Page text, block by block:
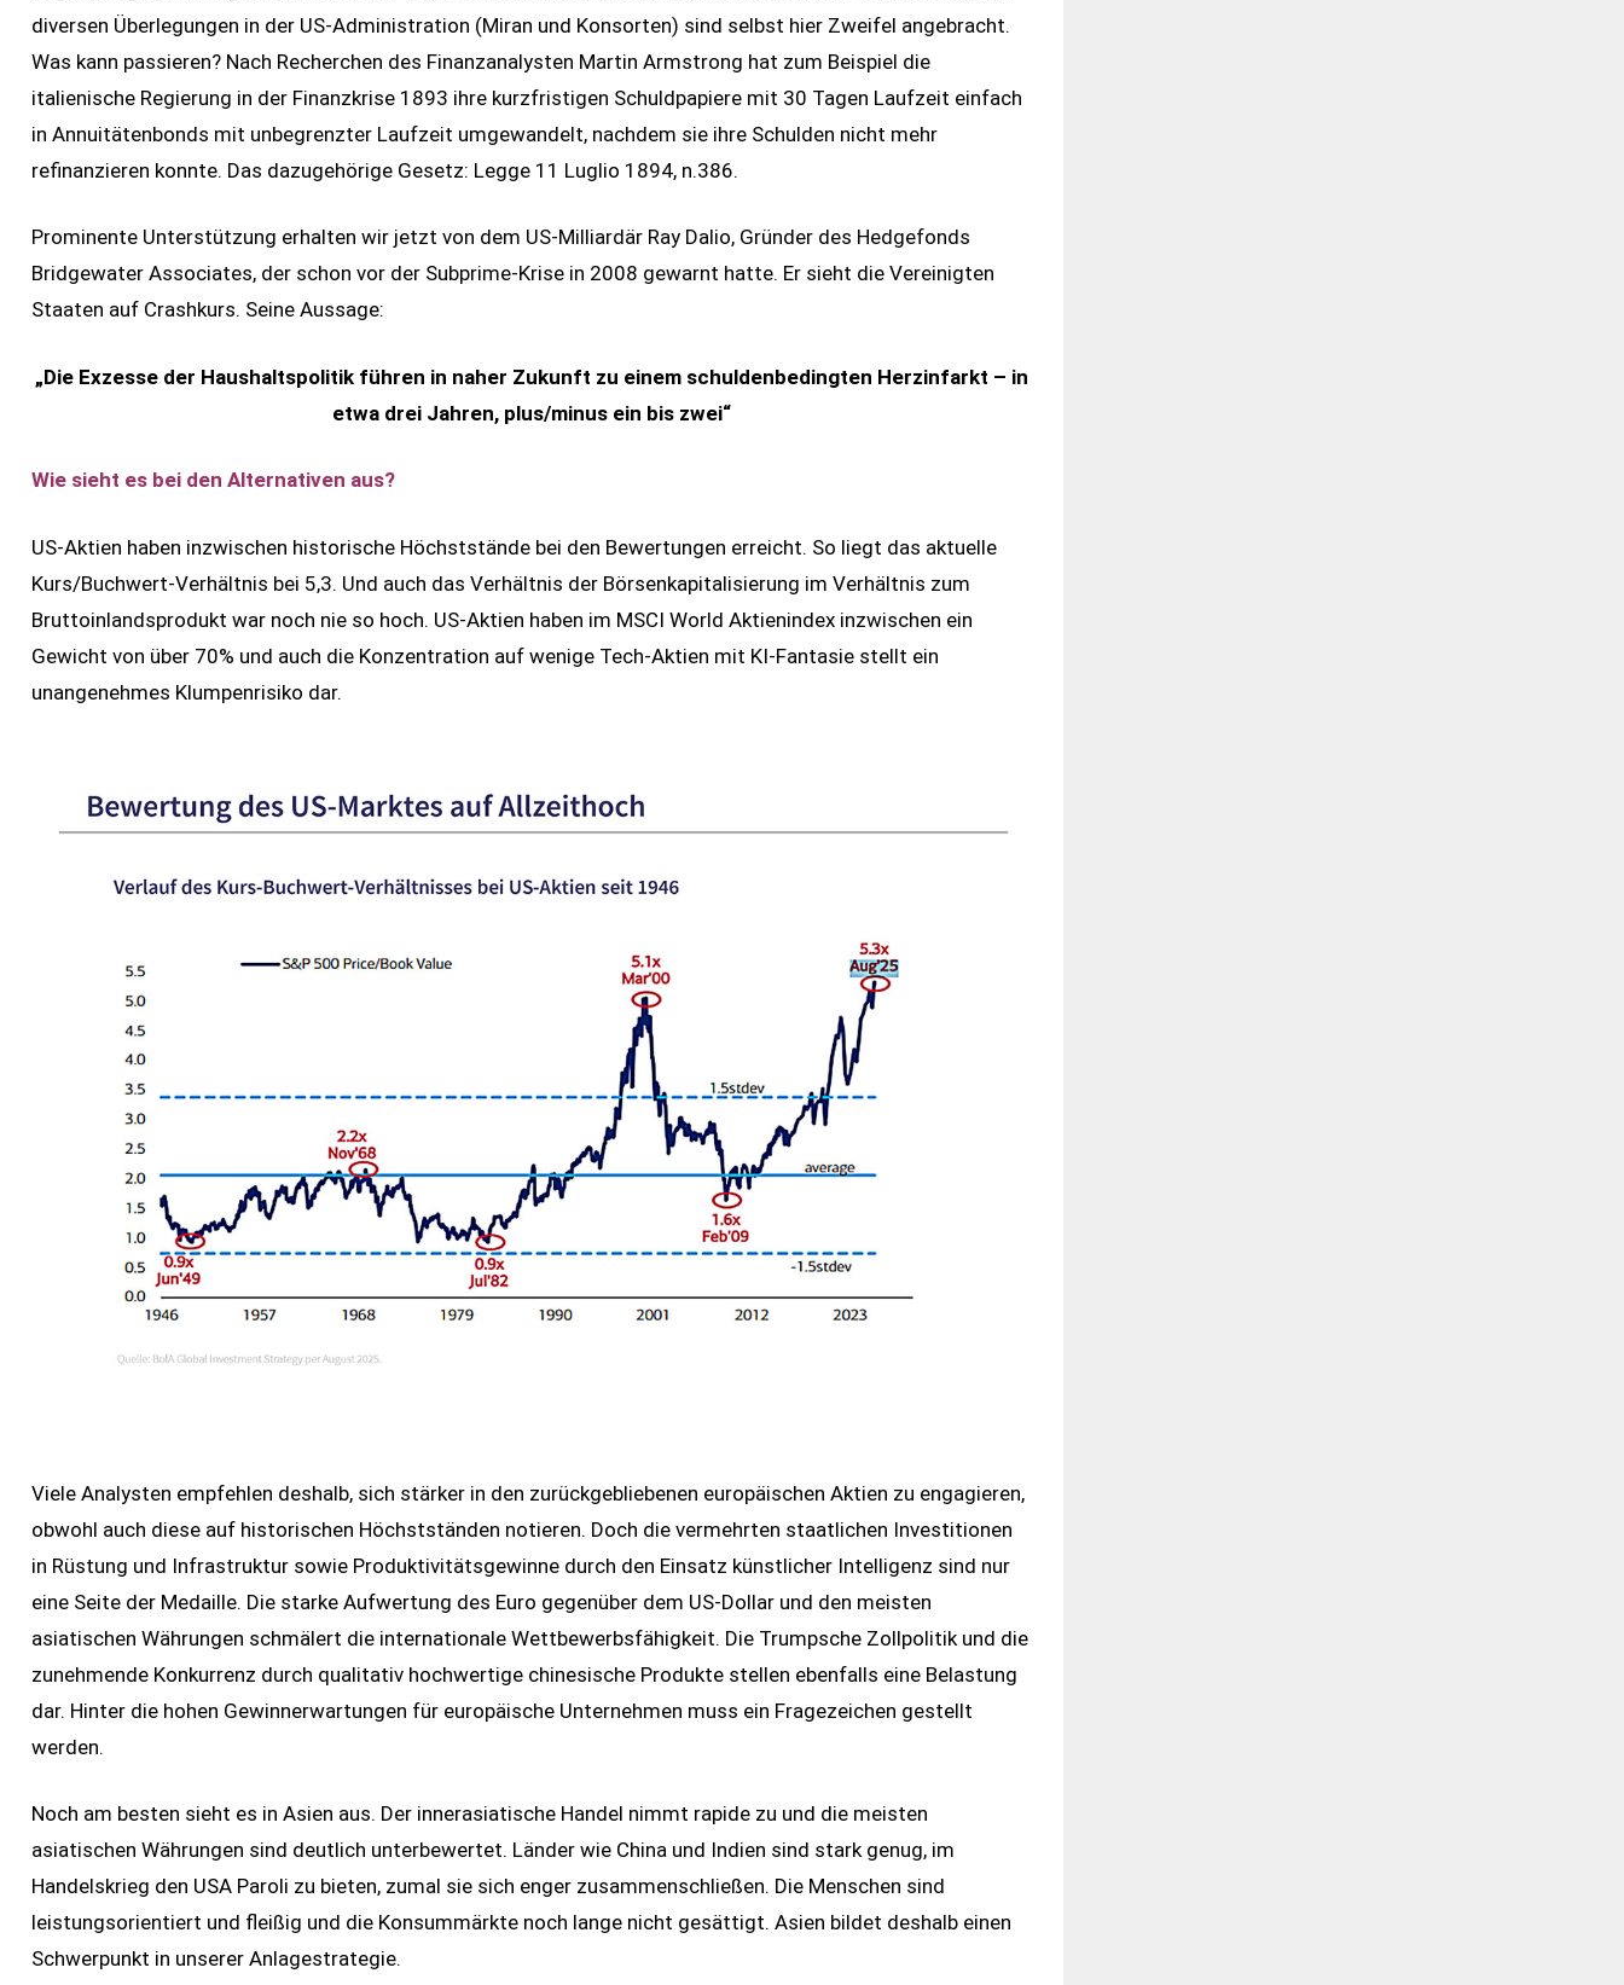
diversen Überlegungen in der US-Administration (Miran und Konsorten) sind selbst hier Zweifel angebracht.
Was kann passieren? Nach Recherchen des Finanzanalysten Martin Armstrong hat zum Beispiel die
italienische Regierung in der Finanzkrise 1893 ihre kurzfristigen Schuldpapiere mit 30 Tagen Laufzeit einfach
in Annuitätenbonds mit unbegrenzter Laufzeit umgewandelt, nachdem sie ihre Schulden nicht mehr
refinanzieren konnte. Das dazugehörige Gesetz: Legge 11 Luglio 1894, n.386.
Prominente Unterstützung erhalten wir jetzt von dem US-Milliardär Ray Dalio, Gründer des Hedgefonds
Bridgewater Associates, der schon vor der Subprime-Krise in 2008 gewarnt hatte. Er sieht die Vereinigten
Staaten auf Crashkurs. Seine Aussage:
„Die Exzesse der Haushaltspolitik führen in naher Zukunft zu einem schuldenbedingten Herzinfarkt – in
etwa drei Jahren, plus/minus ein bis zwei“
Wie sieht es bei den Alternativen aus?
US-Aktien haben inzwischen historische Höchststände bei den Bewertungen erreicht. So liegt das aktuelle
Kurs/Buchwert-Verhältnis bei 5,3. Und auch das Verhältnis der Börsenkapitalisierung im Verhältnis zum
Bruttoinlandsprodukt war noch nie so hoch. US-Aktien haben im MSCI World Aktienindex inzwischen ein
Gewicht von über 70% und auch die Konzentration auf wenige Tech-Aktien mit KI-Fantasie stellt ein
unangenehmes Klumpenrisiko dar.
Viele Analysten empfehlen deshalb, sich stärker in den zurückgebliebenen europäischen Aktien zu engagieren,
obwohl auch diese auf historischen Höchstständen notieren. Doch die vermehrten staatlichen Investitionen
in Rüstung und Infrastruktur sowie Produktivitätsgewinne durch den Einsatz künstlicher Intelligenz sind nur
eine Seite der Medaille. Die starke Aufwertung des Euro gegenüber dem US-Dollar und den meisten
asiatischen Währungen schmälert die internationale Wettbewerbsfähigkeit. Die Trumpsche Zollpolitik und die
zunehmende Konkurrenz durch qualitativ hochwertige chinesische Produkte stellen ebenfalls eine Belastung
dar. Hinter die hohen Gewinnerwartungen für europäische Unternehmen muss ein Fragezeichen gestellt
werden.
Noch am besten sieht es in Asien aus. Der innerasiatische Handel nimmt rapide zu und die meisten
asiatischen Währungen sind deutlich unterbewertet. Länder wie China und Indien sind stark genug, im
Handelskrieg den USA Paroli zu bieten, zumal sie sich enger zusammenschließen. Die Menschen sind
leistungsorientiert und fleißig und die Konsummärkte noch lange nicht gesättigt. Asien bildet deshalb einen
Schwerpunkt in unserer Anlagestrategie.